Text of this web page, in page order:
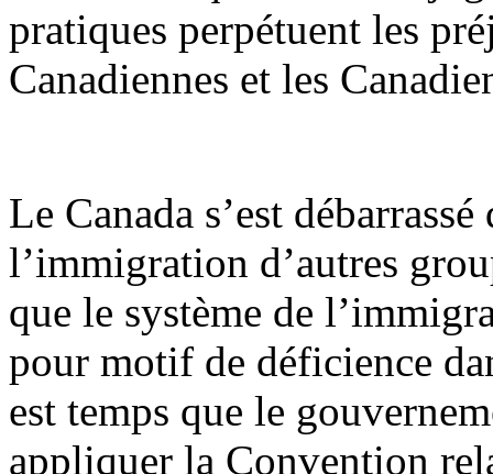
pratiques perpétuent les
Canadiennes et les
Le Canada s’est
l’immigration d’autres
que le système de
pour motif de déficience
est temps que le
appliquer la Convention